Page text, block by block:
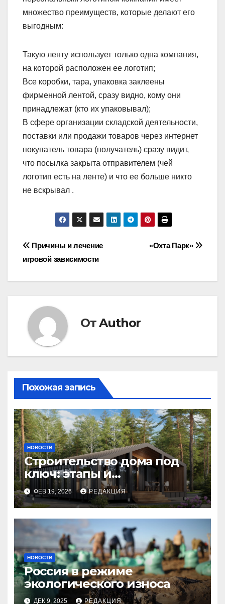
множество преимуществ, которые делают его
выгодным:
Такую ленту использует только одна компания,
на которой расположен ее логотип;
Все коробки, тара, упаковка заклеены
фирменной лентой, сразу видно, кому они
принадлежат (кто их упаковывал);
В сфере организации складской деятельности,
поставки или продажи товаров через интернет
покупатель товара (получатель) сразу видит,
что посылка закрыта отправителем (чей
логотип есть на ленте) и что ее больше никто
не вскрывал .
Навигация
по
«Охта Парк»
Причины и лечение
игровой зависимости
ОтAuthor
Похожая запись
НОВОСТИ
Строительство дома под
ключ: этапы и
планирование бюджета
ФЕВ 19, 2026 РЕДАКЦИЯ
НОВОСТИ
Россия в режиме
экологического износа
ДЕК 9, 2025 РЕДАКЦИЯ